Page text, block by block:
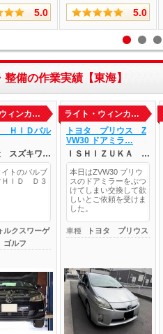
5.0 5.0
備の作業実績【東海】
ィンカ…
ＨＩＤバル
スズキワ…
トのバルブ
ＨＩＤ Ｄ３
ルクスワーゲ
ルフ
ライト・ウィンカ…
トヨタ プリウス Z
VW30 ドアミラ…
ＩＳＨＩＺＵＫＡ …
本日はZVW30 プリウ
スのドアミラーをぶつ
けてしまい交換して欲
しいとご依頼を受けま
した。
車種 トヨタ プリウス